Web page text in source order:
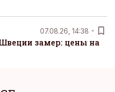
07.08.26, 14:38
замер: цены на